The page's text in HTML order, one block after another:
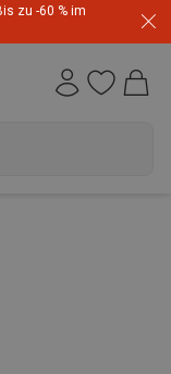
zu -60 % im